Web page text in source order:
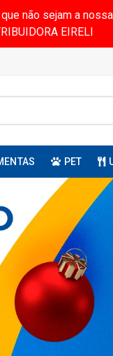
não sejam a
EIRELI
PET